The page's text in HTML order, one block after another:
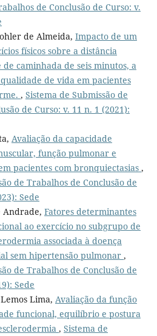
de Conclusão de Curso: v.
de Almeida, Impacto de um
físicos sobre a distância
caminhada de seis minutos, a
de vida em pacientes
, Sistema de Submissão de
de Curso: v. 11 n. 1 (2021):
Avaliação da capacidade
função pulmonar e
pacientes com bronquiectasias ,
de Trabalhos de Conclusão de
Sede
Andrade, Fatores determinantes
ao exercício no subgrupo de
associada à doença
sem hipertensão pulmonar ,
de Trabalhos de Conclusão de
Sede
Lima, Avaliação da função
funcional, equilíbrio e postura
, Sistema de